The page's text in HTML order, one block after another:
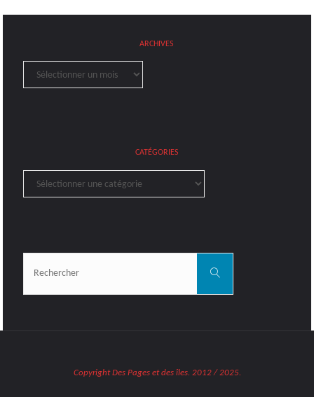
ARCHIVES
Archives
CATÉGORIES
Catégories
Rechercher
Copyright Des Pages et des îles. 2012 / 2025.